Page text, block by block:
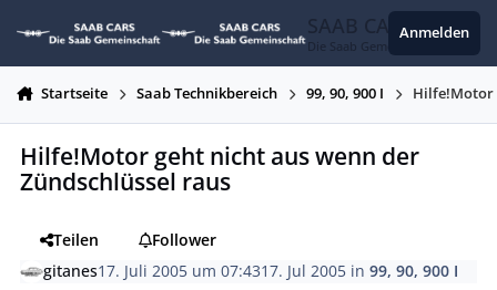
SAAB CARS
Die Saab Gemeinschaft
Anmelden
Startseite Saab Technikbereich 99, 90, 900 I Hilfe!Motor
Hilfe!Motor geht nicht aus wenn der
Zündschlüssel raus
Teilen
Follower
gitanes17. Juli 2005 um 07:4317. Jul 2005 in99, 90, 900 I